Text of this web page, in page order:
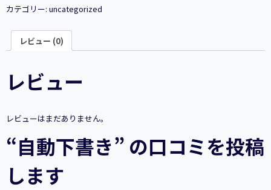
き
カテゴリー: uncategorized
レビュー (0)
レビュー
レビューはまだありません。
“自動下書き” の口コミを投稿
します